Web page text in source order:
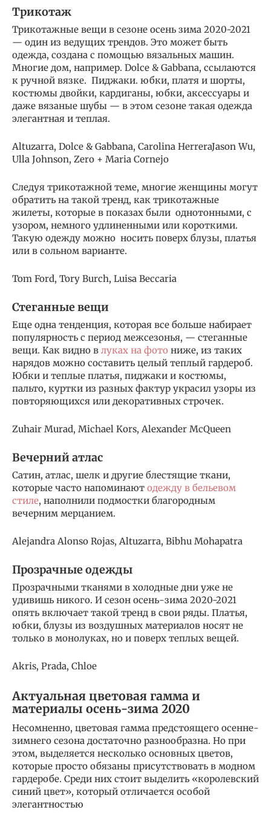
Трикотаж
Трикотажные вещи в сезоне осень зима 2020-2021
— один из ведущих трендов. Это может быть
одежда, создана с помощью вязальных машин.
Многие дом, например. Dolce & Gabbana, ссылаются
к ручной вязке. Пиджаки. юбки, платя и шорты,
костюмы двойки, кардиганы, юбки, аксессуары и
даже вязаные шубы — в этом сезоне такая одежда
элегантная и теплая.
Altuzarra, Dolce & Gabbana, Carolina HerreraJason Wu,
Ulla Johnson, Zero + Maria Cornejo
Следуя трикотажной теме, многие женщины могут
обратить на такой тренд, как трикотажные
жилеты, которые в показах были однотонными, с
узором, немного удлиненными или короткими.
Такую одежду можно носить поверх блузы, платья
или в сольном варианте.
Tom Ford, Tory Burch, Luisa Beccaria
Стеганные вещи
Еще одна тенденция, которая все больше набирает
популярность с период межсезонья, — стеганные
вещи. Как видно в луках на фото ниже, из таких
нарядов можно составить целый теплый гардероб.
Юбки и теплые платья, пиджаки и костюмы,
пальто, куртки из разных фактур украсил узоры из
повторяющихся или декоративных строчек.
Zuhair Murad, Michael Kors, Alexander McQueen
Вечерний атлас
Сатин, атлас, шелк и другие блестящие ткани,
которые часто напоминают одежду в бельевом
стиле, наполнили подмостки благородным
вечерним мерцанием.
Alejandra Alonso Rojas, Altuzarra, Bibhu Mohapatra
Прозрачные одежды
Прозрачными тканями в холодные дни уже не
удивишь никого. И сезон осень-зима 2020-2021
опять включает такой тренд в свои ряды. Платья,
юбки, блузы из воздушных материалов носят не
только в монолуках, но и поверх теплых вещей.
Akris, Prada, Chloe
Актуальная цветовая гамма и
материалы осень-зима 2020
Несомненно, цветовая гамма предстоящего осенне-
зимнего сезона достаточно разнообразна. Но при
этом, выделяется несколько основных цветов,
которые просто обязаны присутствовать в модном
гардеробе. Среди них стоит выделить «королевский
синий цвет», который отличается особой
элегантностью